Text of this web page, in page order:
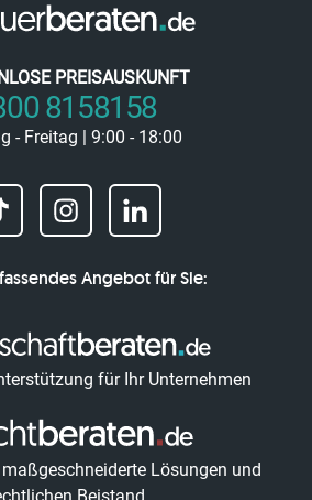
PREISAUSKUNFT
8158158
- Freitag | 9:00 - 18:00
Angebot für Sie:
für Ihr Unternehmen
maßgeschneiderte Lösungen und